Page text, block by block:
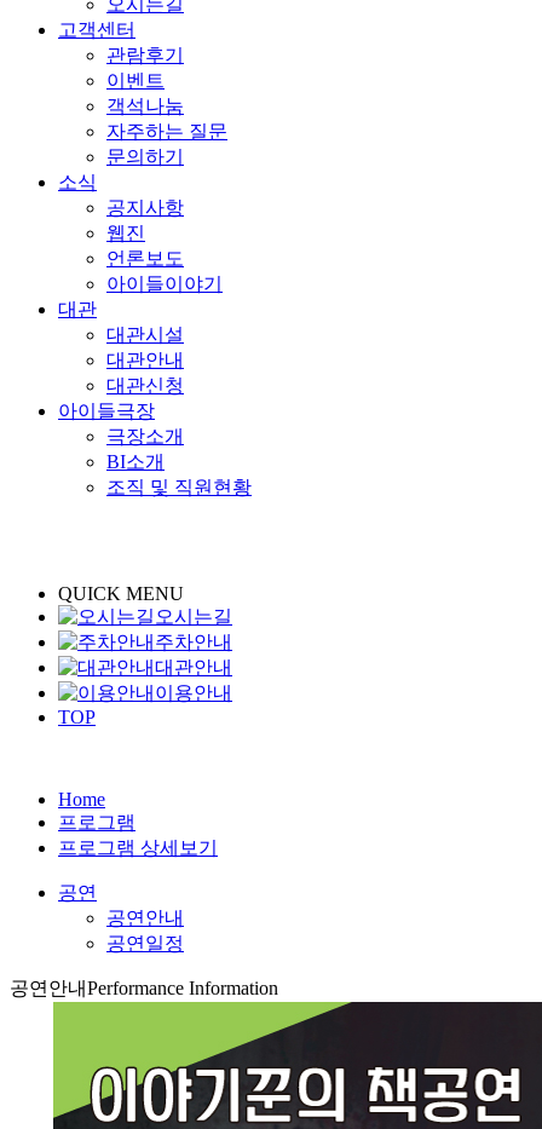
고객센터
관람후기
이벤트
객석나눔
자주하는 질문
문의하기
소식
공지사항
웹진
언론보도
아이들이야기
대관
대관시설
대관안내
대관신청
아이들극장
극장소개
BI소개
조직 및 직원현황
QUICK MENU
오시는길
주차안내
대관안내
이용안내
TOP
Home
프로그램
프로그램 상세보기
공연
공연안내
공연일정
공연안내Performance Information